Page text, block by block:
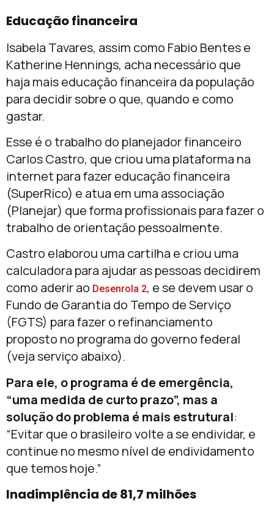
Educação financeira
Isabela Tavares, assim como Fabio Bentes e
Katherine Hennings, acha necessário que
haja mais educação financeira da população
para decidir sobre o que, quando e como
gastar.
Esse é o trabalho do planejador financeiro
Carlos Castro, que criou uma plataforma na
internet para fazer educação financeira
(SuperRico) e atua em uma associação
(Planejar) que forma profissionais para fazer o
trabalho de orientação pessoalmente.
Castro elaborou uma cartilha e criou uma
calculadora para ajudar as pessoas decidirem
como aderir ao Desenrola 2, e se devem usar o
Fundo de Garantia do Tempo de Serviço
(FGTS) para fazer o refinanciamento
proposto no programa do governo federal
(veja serviço abaixo).
Para ele, o programa é de emergência,
“uma medida de curto prazo”, mas a
solução do problema é mais estrutural:
“Evitar que o brasileiro volte a se endividar, e
continue no mesmo nível de endividamento
que temos hoje.”
Inadimplência de 81,7 milhões